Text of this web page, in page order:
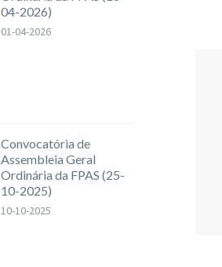
04-2026)
01-04-2026
Convocatória de
Assembleia Geral
Ordinária da FPAS (25-
10-2025)
10-10-2025